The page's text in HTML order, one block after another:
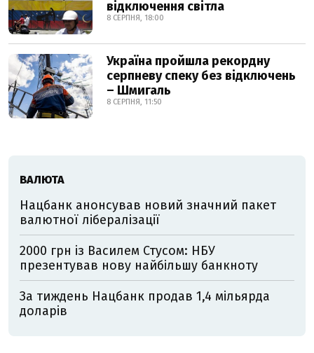
відключення світла
8 СЕРПНЯ, 18:00
Україна пройшла рекордну
серпневу спеку без відключень
– Шмигаль
8 СЕРПНЯ, 11:50
ВАЛЮТА
Нацбанк анонсував новий значний пакет
валютної лібералізації
2000 грн із Василем Стусом: НБУ
презентував нову найбільшу банкноту
За тиждень Нацбанк продав 1,4 мільярда
доларів